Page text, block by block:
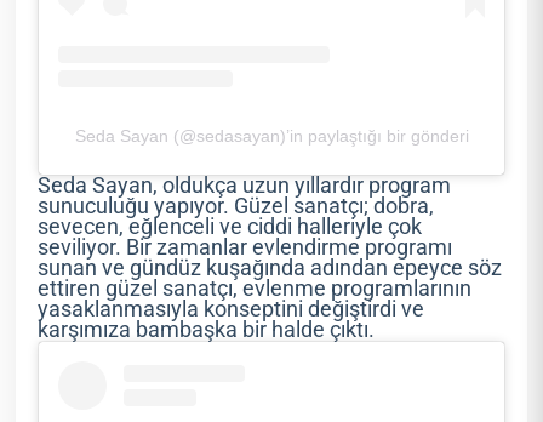
Seda Sayan (@sedasayan)’in paylaştığı bir gönderi
Seda Sayan, oldukça uzun yıllardır program
sunuculuğu yapıyor. Güzel sanatçı; dobra,
sevecen, eğlenceli ve ciddi halleriyle çok
seviliyor. Bir zamanlar evlendirme programı
sunan ve gündüz kuşağında adından epeyce söz
ettiren güzel sanatçı, evlenme programlarının
yasaklanmasıyla konseptini değiştirdi ve
karşımıza bambaşka bir halde çıktı.